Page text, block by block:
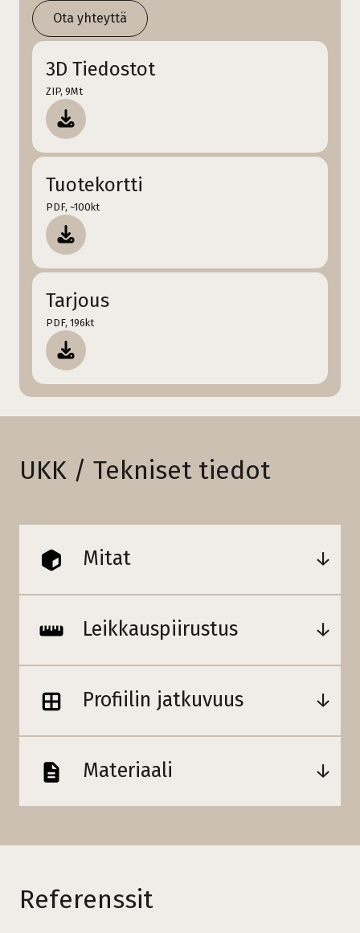
Ota yhteyttä
3D Tiedostot
ZIP, 9Mt
Tuotekortti
PDF, ~100kt
Tarjous
PDF, 196kt
UKK / Tekniset tiedot
Mitat
Leikkauspiirustus
Profiilin jatkuvuus
Materiaali
Referenssit